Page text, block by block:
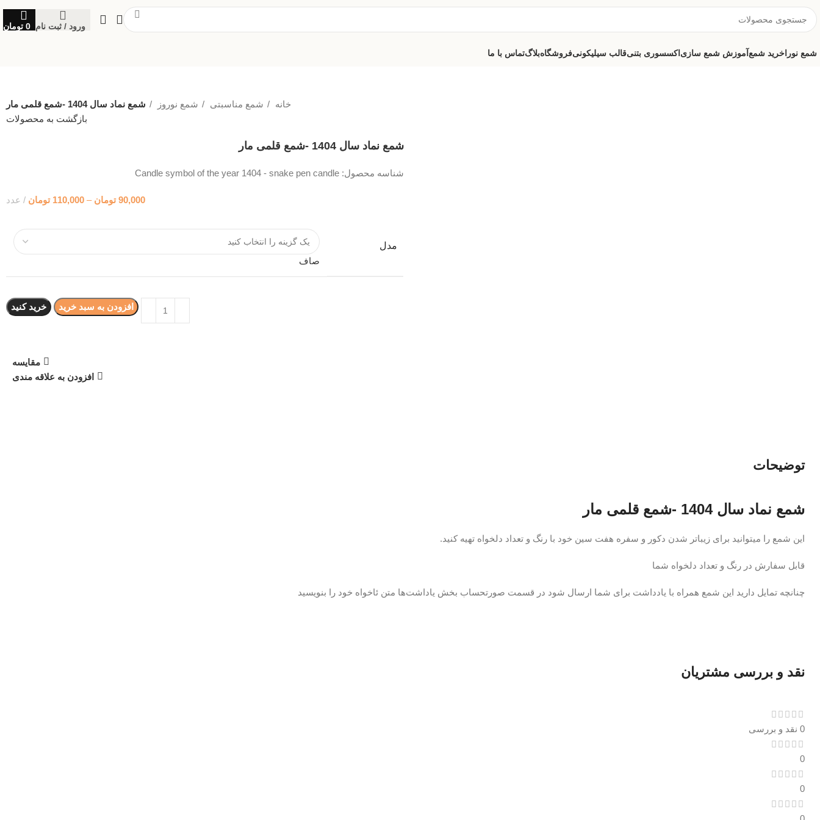
ورود / ثبت نام 0 تومان
شمع نوراخرید شمعآموزش شمع سازیاکسسوری بتنیقالب سیلیکونیفروشگاهبلاگتماس با ما
خانه شمع مناسبتی شمع نوروز
شمع نماد سال 1404 -شمع قلمی مار
بازگشت به محصولات
شمع نماد سال 1404 -شمع قلمی مار
شناسه محصول: Candle symbol of the year 1404 - snake pen candle
90,000 تومان –
110,000 تومان عدد
مدل
صاف
افزودن به سبد خرید خرید کنید
مقایسه
افزودن به علاقه مندی
توضیحات
شمع نماد سال 1404 -شمع قلمی مار
این شمع را میتوانید برای زیباتر شدن دکور و سفره هفت سین خود با رنگ و تعداد دلخواه تهیه کنید.
قابل سفارش در رنگ و تعداد دلخواه شما
چنانچه تمایل دارید این شمع همراه با یادداشت برای شما ارسال شود در قسمت صورتحساب بخش یاداشت‌ها متن ئاخواه خود را بنویسید
نقد و بررسی مشتریان
0 نقد و بررسی
0
0